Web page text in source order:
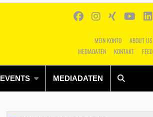
MEIN KONTO
ABOUT US
MEDIADATEN
KONTAKT FEED
EVENTS MEDIADATEN
Alles Shop SUCHEN